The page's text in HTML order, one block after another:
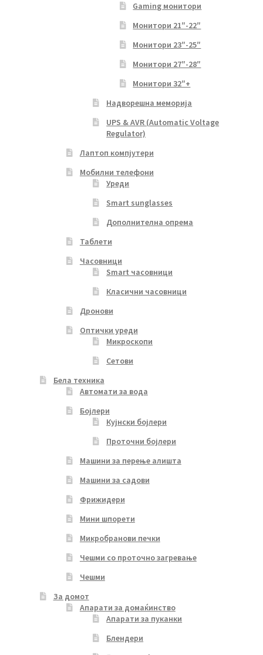
Gaming монитори
Монитори 21″-22″
Монитори 23″-25″
Монитори 27″-28″
Монитори 32″+
Надворешна меморија
UPS & AVR (Automatic Voltage
Regulator)
Лаптоп компјутери
Мобилни телефони
Уреди
Smart sunglasses
Дополнителна опрема
Таблети
Часовници
Smart часовници
Класични часовници
Дронови
Оптички уреди
Микроскопи
Сетови
Бела техника
Автомати за вода
Бојлери
Кујнски бојлери
Проточни бојлери
Машини за перење алишта
Машини за садови
Фрижидери
Мини шпорети
Микробранови печки
Чешми со проточно загревање
Чешми
За домот
Апарати за домаќинство
Апарати за пуканки
Блендери